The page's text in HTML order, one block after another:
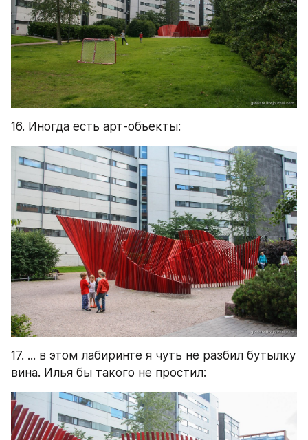
16. Иногда есть арт-объекты:
17. ... в этом лабиринте я чуть не разбил бутылку
вина. Илья бы такого не простил: